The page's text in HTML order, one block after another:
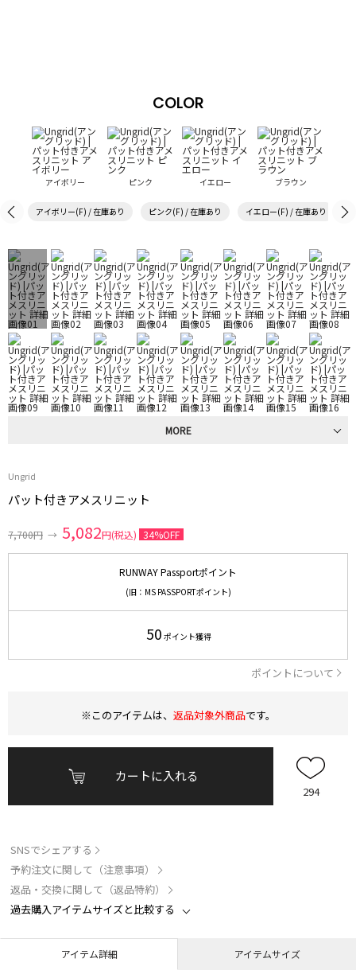
COLOR
アイボリー ピンク イエロー ブラウン
アイボリー(F) / 在庫あり ピンク(F) / 在庫あり イエロー(F) / 在庫あり
MORE
Ungrid
パット付きアメスリニット
7,700円 → 5,082円(税込) 34%OFF
RUNWAY Passportポイント
(旧：MS PASSPORTポイント)
50 ポイント獲得
ポイントについて
※このアイテムは、 返品対象外商品です。
カートに入れる
294
SNSでシェアする
予約注文に関して（注意事項）
返品・交換に関して（返品特約）
過去購入アイテムサイズと比較する
アイテム詳細 アイテムサイズ